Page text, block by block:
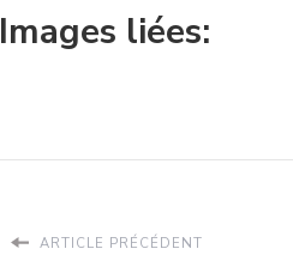
Images liées:
ARTICLE PRÉCÉDENT